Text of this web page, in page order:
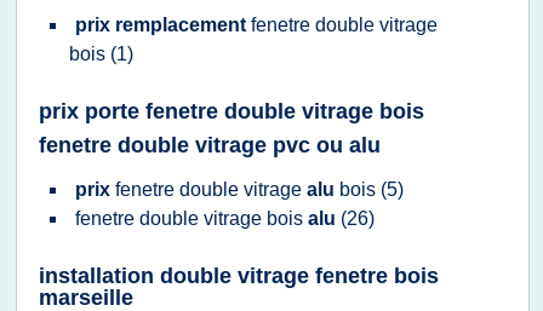
prix remplacement fenetre double vitrage
bois (1)
prix porte fenetre double vitrage bois
fenetre double vitrage pvc ou alu
prix fenetre double vitrage alu bois (5)
fenetre double vitrage bois alu (26)
installation double vitrage fenetre bois
marseille